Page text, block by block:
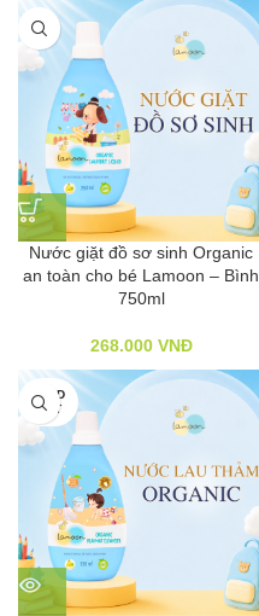
Nước giặt đồ sơ sinh Organic
an toàn cho bé Lamoon – Bình
750ml
268.000 VNĐ
SOLD
OUT